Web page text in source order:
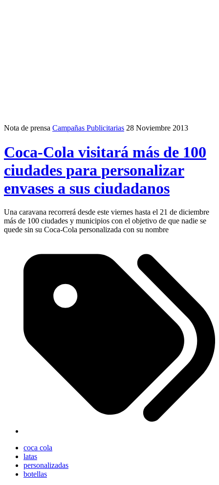
Nota de prensa Campañas Publicitarias 28 Noviembre 2013
Coca-Cola visitará más de 100
ciudades para personalizar
envases a sus ciudadanos
Una caravana recorrerá desde este viernes hasta el 21 de diciembre
más de 100 ciudades y municipios con el objetivo de que nadie se
quede sin su Coca-Cola personalizada con su nombre
coca cola
latas
personalizadas
botellas